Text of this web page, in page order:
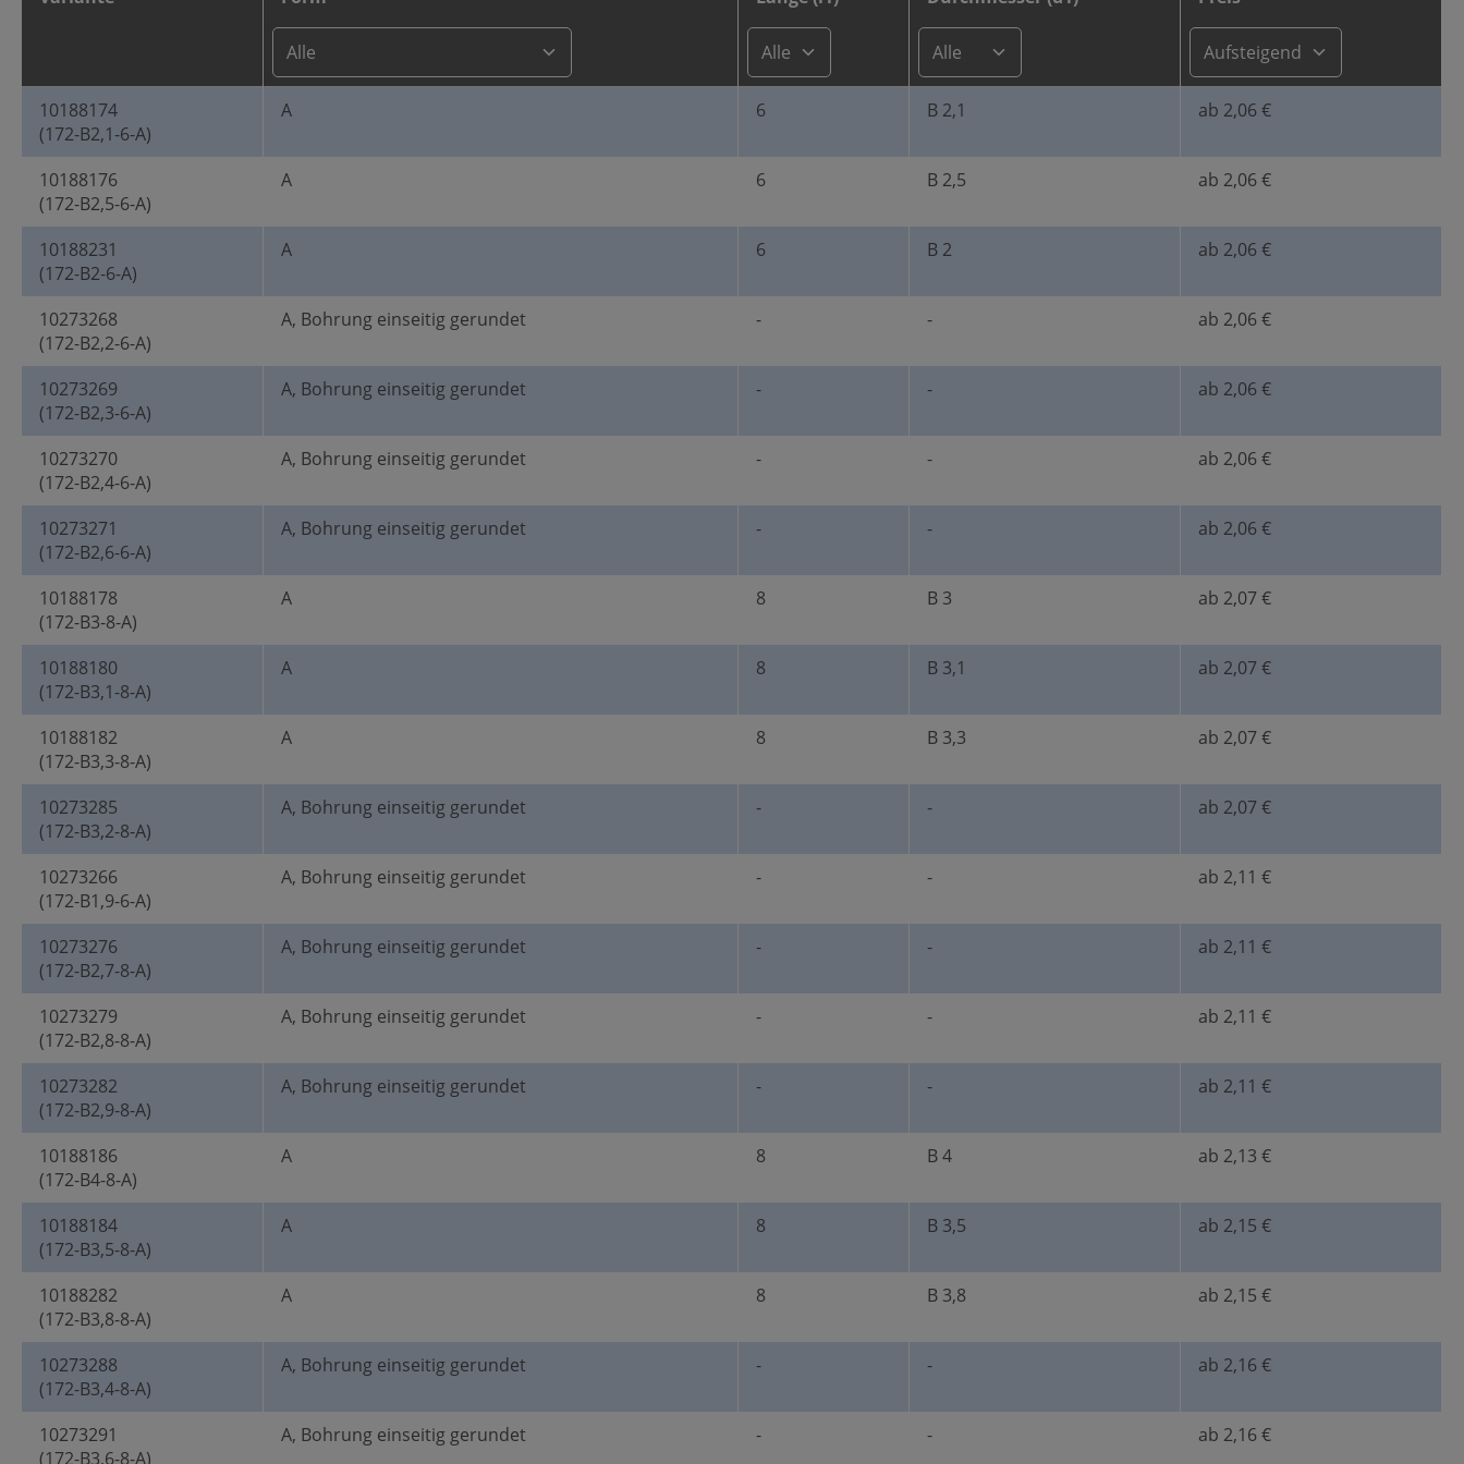
10188174
(172-B2,1-6-A)
A 6 B 2,1 ab 2,06 €
10188176
(172-B2,5-6-A)
A 6 B 2,5 ab 2,06 €
10188231
(172-B2-6-A)
A 6 B 2 ab 2,06 €
10273268
(172-B2,2-6-A)
A, Bohrung einseitig gerundet - - ab 2,06 €
10273269
(172-B2,3-6-A)
A, Bohrung einseitig gerundet - - ab 2,06 €
10273270
(172-B2,4-6-A)
A, Bohrung einseitig gerundet - - ab 2,06 €
10273271
(172-B2,6-6-A)
A, Bohrung einseitig gerundet - - ab 2,06 €
10188178
(172-B3-8-A)
A 8 B 3 ab 2,07 €
10188180
(172-B3,1-8-A)
A 8 B 3,1 ab 2,07 €
10188182
(172-B3,3-8-A)
A 8 B 3,3 ab 2,07 €
10273285
(172-B3,2-8-A)
A, Bohrung einseitig gerundet - - ab 2,07 €
10273266
(172-B1,9-6-A)
A, Bohrung einseitig gerundet - - ab 2,11 €
10273276
(172-B2,7-8-A)
A, Bohrung einseitig gerundet - - ab 2,11 €
10273279
(172-B2,8-8-A)
A, Bohrung einseitig gerundet - - ab 2,11 €
10273282
(172-B2,9-8-A)
A, Bohrung einseitig gerundet - - ab 2,11 €
10188186
(172-B4-8-A)
A 8 B 4 ab 2,13 €
10188184
(172-B3,5-8-A)
A 8 B 3,5 ab 2,15 €
10188282
(172-B3,8-8-A)
A 8 B 3,8 ab 2,15 €
10273288
(172-B3,4-8-A)
A, Bohrung einseitig gerundet - - ab 2,16 €
10273291
(172-B3,6-8-A)
A, Bohrung einseitig gerundet - - ab 2,16 €